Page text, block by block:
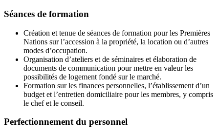
Séances de formation
Création et tenue de séances de formation pour les Premières
Nations sur l’accession à la propriété, la location ou d’autres
modes d’occupation.
Organisation d’ateliers et de séminaires et élaboration de
documents de communication pour mettre en valeur les
possibilités de logement fondé sur le marché.
Formation sur les finances personnelles, l’établissement d’un
budget et l’entretien domiciliaire pour les membres, y compris
le chef et le conseil.
Perfectionnement du personnel